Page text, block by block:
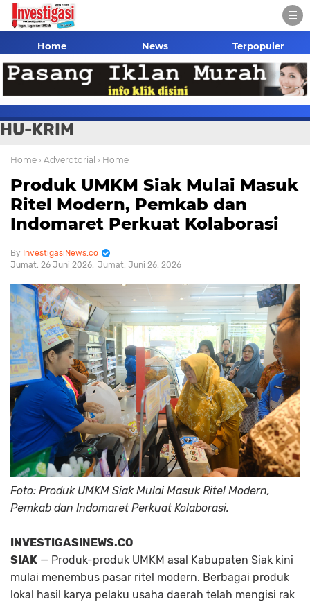
Home News Terpopuler
HU-KRIM
Home › Adverdtorial › Home
Produk UMKM Siak Mulai Masuk
Ritel Modern, Pemkab dan
Indomaret Perkuat Kolaborasi
InvestigasiNews.co
Jumat, 26 Juni 2026 Jumat, Juni 26, 2026
Foto: Produk UMKM Siak Mulai Masuk Ritel Modern,
Pemkab dan Indomaret Perkuat Kolaborasi.
INVESTIGASINEWS.CO
SIAK — Produk-produk UMKM asal Kabupaten Siak kini
mulai menembus pasar ritel modern. Berbagai produk
lokal hasil karya pelaku usaha daerah telah mengisi rak